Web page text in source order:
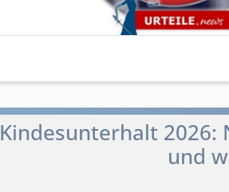
Kindesunterhalt 2026:
und